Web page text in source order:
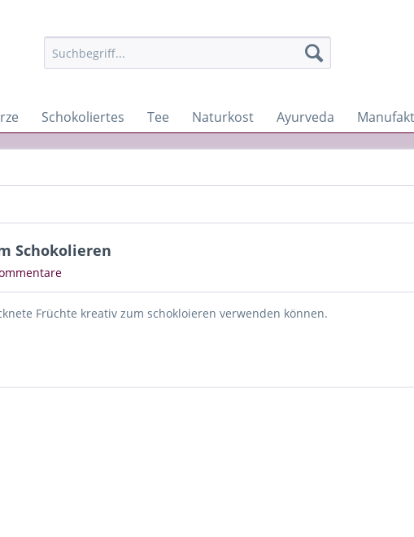
Schokoliertes Tee Naturkost Ayurveda
Schokolieren
Früchte kreativ zum schokloieren verwenden können.